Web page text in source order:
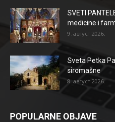
SVETI
medicine i
9. август 2026.
Sveta Petka
siromašne
8. август 2026.
POPULARNE OBJAVE